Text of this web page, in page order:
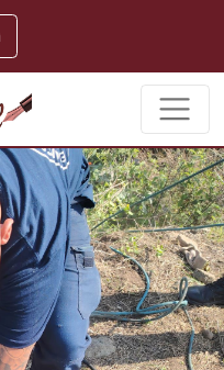
de noticias